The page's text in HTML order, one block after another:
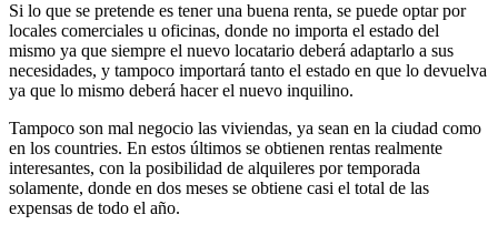
Si lo que se pretende es tener una buena renta, se puede optar por
locales comerciales u oficinas, donde no importa el estado del
mismo ya que siempre el nuevo locatario deberá adaptarlo a sus
necesidades, y tampoco importará tanto el estado en que lo devuelva
ya que lo mismo deberá hacer el nuevo inquilino.
Tampoco son mal negocio las viviendas, ya sean en la ciudad como
en los countries. En estos últimos se obtienen rentas realmente
interesantes, con la posibilidad de alquileres por temporada
solamente, donde en dos meses se obtiene casi el total de las
expensas de todo el año.